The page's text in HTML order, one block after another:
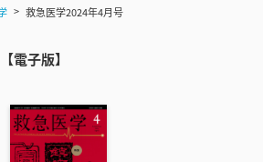
救急医学2024年4月号
電子版】